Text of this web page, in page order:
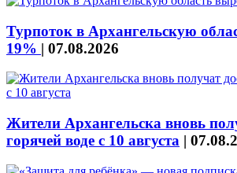
Турпоток в Архангельскую
19% | 07.08.2026
Жители Архангельска вновь
горячей воде с 10 августа |